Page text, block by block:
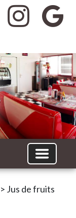
> Jus de fruits